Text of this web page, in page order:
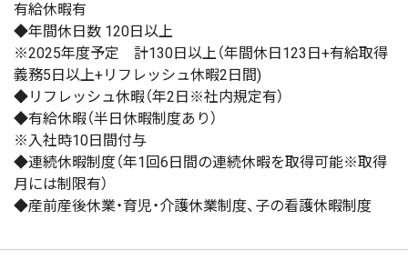
有給休暇有
◆年間休日数 120日以上
※2025年度予定 計130日以上（年間休日123日+有給取得
義務5日以上+リフレッシュ休暇2日間)
◆リフレッシュ休暇（年2日※社内規定有）
◆有給休暇（半日休暇制度あり）
※入社時10日間付与
◆連続休暇制度（年1回6日間の連続休暇を取得可能※取得
月には制限有）
◆産前産後休業・育児・介護休業制度、子の看護休暇制度